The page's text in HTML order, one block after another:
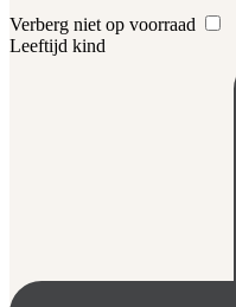
Verberg niet op voorraad
Leeftijd kind